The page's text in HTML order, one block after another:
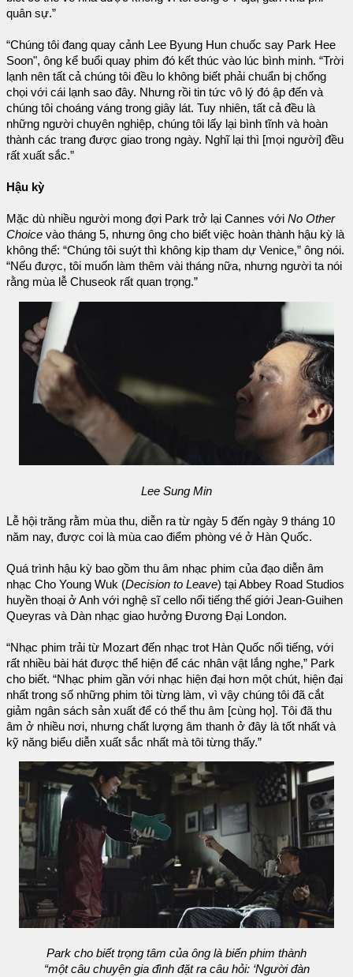
quân sự.”
“Chúng tôi đang quay cảnh Lee Byung Hun chuốc say Park Hee
Soon", ông kể buổi quay phim đó kết thúc vào lúc bình minh. “Trời
lạnh nên tất cả chúng tôi đều lo không biết phải chuẩn bị chống
chọi với cái lạnh sao đây. Nhưng rồi tin tức vô lý đó ập đến và
chúng tôi choáng váng trong giây lát. Tuy nhiên, tất cả đều là
những người chuyên nghiệp, chúng tôi lấy lại bình tĩnh và hoàn
thành các trang được giao trong ngày. Nghĩ lại thì [mọi người] đều
rất xuất sắc.”
Hậu kỳ
Mặc dù nhiều người mong đợi Park trở lại Cannes với No Other
Choice vào tháng 5, nhưng ông cho biết việc hoàn thành hậu kỳ là
không thể: “Chúng tôi suýt thì không kịp tham dự Venice,” ông nói.
“Nếu được, tôi muốn làm thêm vài tháng nữa, nhưng người ta nói
rằng mùa lễ Chuseok rất quan trọng.”
Lee Sung Min
Lễ hội trăng rằm mùa thu, diễn ra từ ngày 5 đến ngày 9 tháng 10
năm nay, được coi là mùa cao điểm phòng vé ở Hàn Quốc.
Quá trình hậu kỳ bao gồm thu âm nhạc phim của đạo diễn âm
nhạc Cho Young Wuk (Decision to Leave) tại Abbey Road Studios
huyền thoại ở Anh với nghệ sĩ cello nổi tiếng thế giới Jean-Guihen
Queyras và Dàn nhạc giao hưởng Đương Đại London.
“Nhạc phim trải từ Mozart đến nhạc trot Hàn Quốc nổi tiếng, với
rất nhiều bài hát được thể hiện để các nhân vật lắng nghe,” Park
cho biết. “Nhạc phim gần với nhạc hiện đại hơn một chút, hiện đại
nhất trong số những phim tôi từng làm, vì vậy chúng tôi đã cắt
giảm ngân sách sản xuất để có thể thu âm [cùng họ]. Tôi đã thu
âm ở nhiều nơi, nhưng chất lượng âm thanh ở đây là tốt nhất và
kỹ năng biểu diễn xuất sắc nhất mà tôi từng thấy.”
Park cho biết trọng tâm của ông là biến phim thành
“một câu chuyện gia đình đặt ra câu hỏi: ‘Người đàn